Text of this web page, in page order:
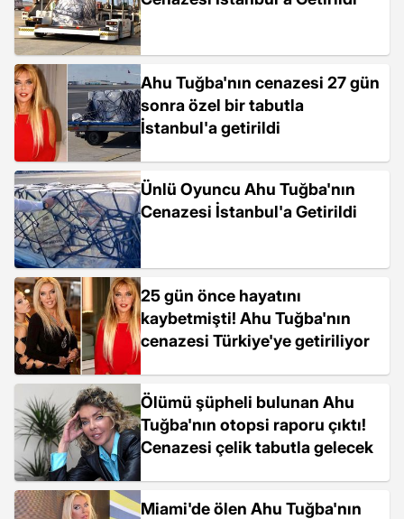
Ahu Tuğba'nın cenazesi 27 gün
sonra özel bir tabutla
İstanbul'a getirildi
Ünlü Oyuncu Ahu Tuğba'nın
Cenazesi İstanbul'a Getirildi
25 gün önce hayatını
kaybetmişti! Ahu Tuğba'nın
cenazesi Türkiye'ye getiriliyor
Ölümü şüpheli bulunan Ahu
Tuğba'nın otopsi raporu çıktı!
Cenazesi çelik tabutla gelecek
Miami'de ölen Ahu Tuğba'nın